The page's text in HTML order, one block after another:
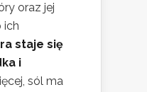
oraz jej
ich
staje się
i
sól ma